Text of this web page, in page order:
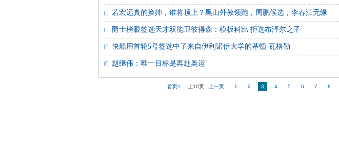
若宏远真的换帅，谁将顶上？黑山外教领跑，周鹏候选，李春江无缘
爵士榜眼签选天才双能卫彼得森：模板科比 拒选布泽尔之子
快船用首轮5号签选中了来自伊利诺伊大学的基顿-瓦格勒
赵继伟：唯一目标是再赴奥运
首页< 上10页 上一页 1 2 3 4 5 6 7 8